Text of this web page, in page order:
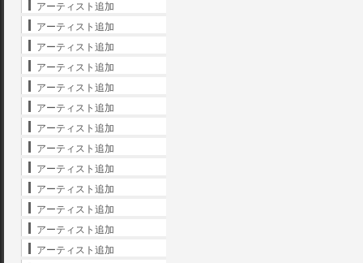
アーティスト追加
アーティスト追加
アーティスト追加
アーティスト追加
アーティスト追加
アーティスト追加
アーティスト追加
アーティスト追加
アーティスト追加
アーティスト追加
アーティスト追加
アーティスト追加
アーティスト追加